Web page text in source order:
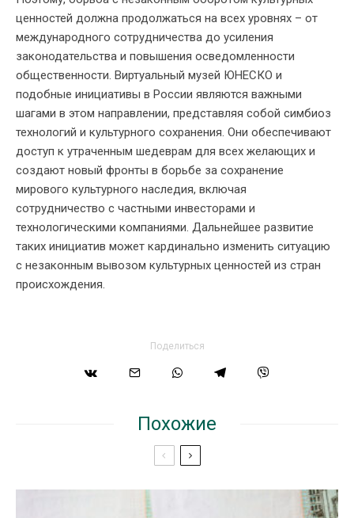
ценностей должна продолжаться на всех уровнях – от
международного сотрудничества до усиления
законодательства и повышения осведомленности
общественности. Виртуальный музей ЮНЕСКО и
подобные инициативы в России являются важными
шагами в этом направлении, представляя собой симбиоз
технологий и культурного сохранения. Они обеспечивают
доступ к утраченным шедеврам для всех желающих и
создают новый фронты в борьбе за сохранение
мирового культурного наследия, включая
сотрудничество с частными инвесторами и
технологическими компаниями. Дальнейшее развитие
таких инициатив может кардинально изменить ситуацию
с незаконным вывозом культурных ценностей из стран
происхождения.
Поделиться
Похожие